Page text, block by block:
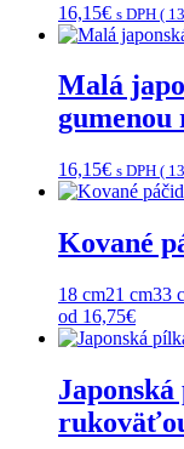
16,15€ s DPH (
Malá
16,15€ s DPH (
Kované
18 cm21 cm33
od 16,75€